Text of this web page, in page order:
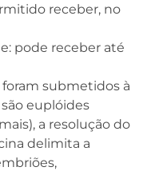
receber, no
pode receber até
submetidos à
euplóides
a resolução do
delimita a